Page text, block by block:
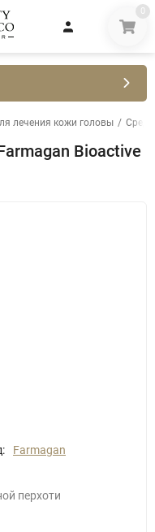
0
лечения кожи головы /
Bioactive
Farmagan
перхоти